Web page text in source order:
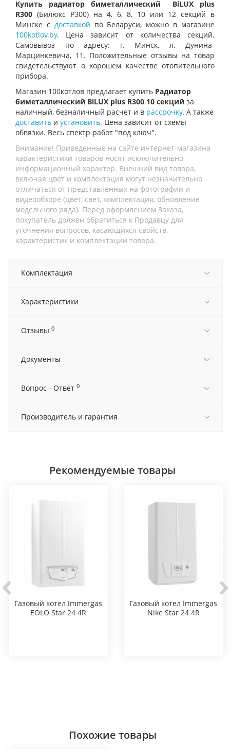
Купить радиатор биметаллический
BiLUX plus
R300 (Билюкс Р300) на 4, 6, 8, 10 или 12 секций в
Минске с доставкой по Беларуси, можно в магазине
100kotlov.by. Цена зависит от количества секций.
Самовывоз по адресу: г. Минск, л. Дунина-
Марцинкевича, 11. Положительные отзывы на товар
свидетельствуют о хорошем качестве отопительного
прибора.
Магазин 100котлов предлагает купить Радиатор
биметаллический BiLUX plus R300 10 секций за
наличный, безналичный расчет и в рассрочку. А также
доставить и установить. Цена зависит от схемы
обвязки. Весь спектр работ "под ключ".
Внимание! Приведенные на сайте интернет-магазина
характеристики товаров носят исключительно
информационный характер. Внешний вид товара,
включая цвет и комплектация могут незначительно
отличаться от представленных на фотографии и
видеообзоре (цвет, свет, комплектация, обновление
модельного ряда). Перед оформлением Заказа,
покупатель должен обратиться к Продавцу для
уточнения вопросов, касающихся свойств,
характеристик и комплектации товара.
Комплектация
Характеристики
Отзывы 0
Документы
Вопрос - Ответ 0
Производитель и гарантия
Рекомендуемые товары
Газовый котел Immergas
EOLO Star 24 4R
Газовый котел Immergas
Nike Star 24 4R
Похожие товары